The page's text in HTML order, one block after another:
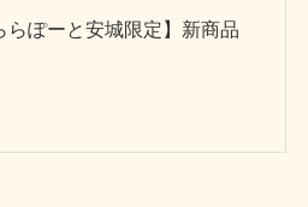
らぽーと安城限定】新商品